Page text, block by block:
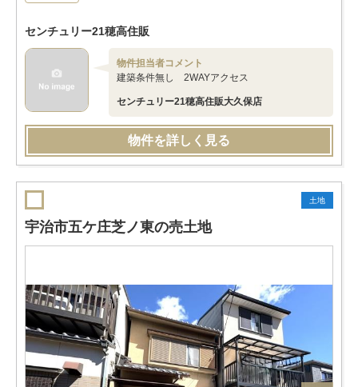
センチュリー21穂高住販
物件担当者コメント
建築条件無し 2WAYアクセス
センチュリー21穂高住販大久保店
物件を詳しく見る
土地
宇治市五ケ庄芝ノ東の売土地